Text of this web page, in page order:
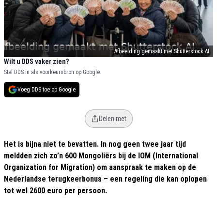
Afbeelding gemaakt met Shutterstock AI
Wilt u DDS vaker zien?
Stel DDS in als voorkeursbron op Google.
Voeg DDS toe op Google
Delen met
Het is bijna niet te bevatten. In nog geen twee jaar tijd
meldden zich zo’n 600 Mongoliërs bij de IOM (International
Organization for Migration) om aanspraak te maken op de
Nederlandse terugkeerbonus – een regeling die kan oplopen
tot wel 2600 euro per persoon.